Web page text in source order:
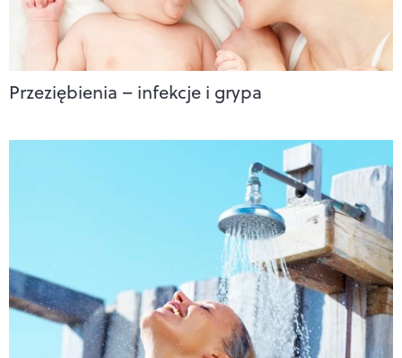
Przeziębienia – infekcje i grypa